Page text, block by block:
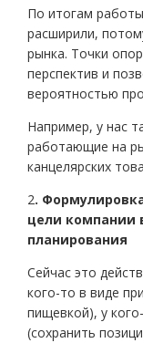
По итогам
расширили,
рынка. Точки
перспектив и
вероятностью
Например, у нас
работающие на
канцелярских
2.
цели компании
планирования
Сейчас это
кого-то в виде
пищевкой), у
(сохранить